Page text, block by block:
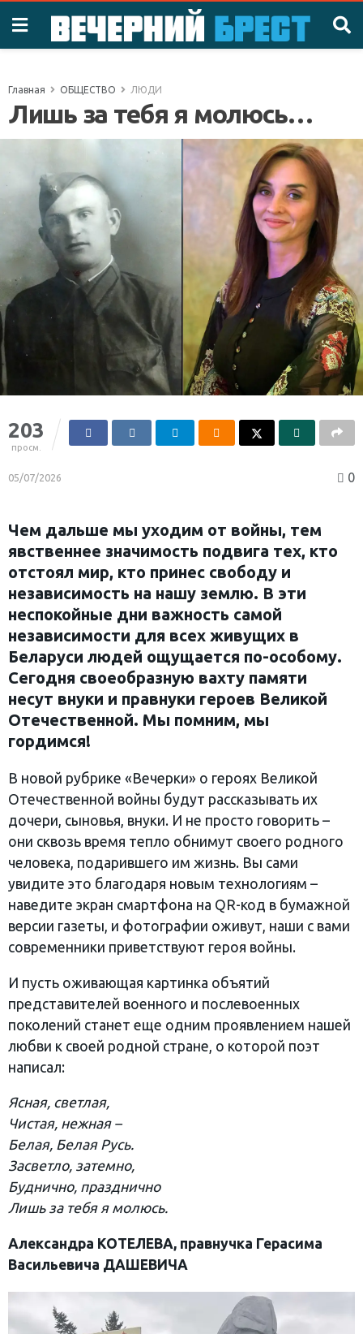
Главная ОБЩЕСТВО ЛЮДИ
Лишь за тебя я молюсь…
203
просм.
05/07/2026 0
Чем дальше мы уходим от войны, тем
явственнее значимость подвига тех, кто
отстоял мир, кто принес свободу и
независимость на нашу землю. В эти
неспокойные дни важность самой
независимости для всех живущих в
Беларуси людей ощущается по-особому.
Сегодня своеобразную вахту памяти
несут внуки и правнуки героев Великой
Отечественной. Мы помним, мы
гордимся!
В новой рубрике «Вечерки» о героях Великой
Отечественной войны будут рассказывать их
дочери, сыновья, внуки. И не просто говорить –
они сквозь время тепло обнимут своего родного
человека, подарившего им жизнь. Вы сами
увидите это благодаря новым технологиям –
наведите экран смартфона на QR-код в бумажной
версии газеты, и фотографии оживут, наши с вами
современники приветствуют героя войны.
И пусть оживающая картинка объятий
представителей военного и послевоенных
поколений станет еще одним проявлением нашей
любви к своей родной стране, о которой поэт
написал:
Ясная, светлая,
Чистая, нежная –
Белая, Белая Русь.
Засветло, затемно,
Буднично, празднично
Лишь за тебя я молюсь.
Александра КОТЕЛЕВА, правнучка Герасима
Васильевича ДАШЕВИЧА